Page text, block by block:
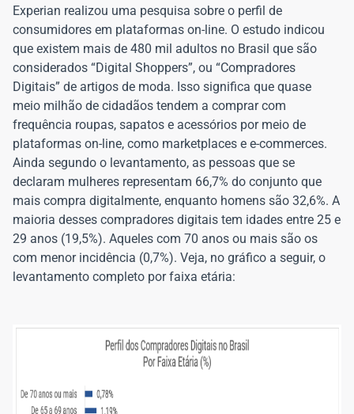
Experian realizou uma pesquisa sobre o perfil de
consumidores em plataformas on-line. O estudo indicou
que existem mais de 480 mil adultos no Brasil que são
considerados “Digital Shoppers”, ou “Compradores
Digitais” de artigos de moda. Isso significa que quase
meio milhão de cidadãos tendem a comprar com
frequência roupas, sapatos e acessórios por meio de
plataformas on-line, como marketplaces e e-commerces.
Ainda segundo o levantamento, as pessoas que se
declaram mulheres representam 66,7% do conjunto que
mais compra digitalmente, enquanto homens são 32,6%. A
maioria desses compradores digitais tem idades entre 25 e
29 anos (19,5%). Aqueles com 70 anos ou mais são os
com menor incidência (0,7%). Veja, no gráfico a seguir, o
levantamento completo por faixa etária: